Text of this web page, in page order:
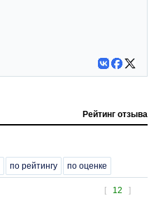
Рейтинг отзыва
по рейтингу по оценке
[ 12 ]